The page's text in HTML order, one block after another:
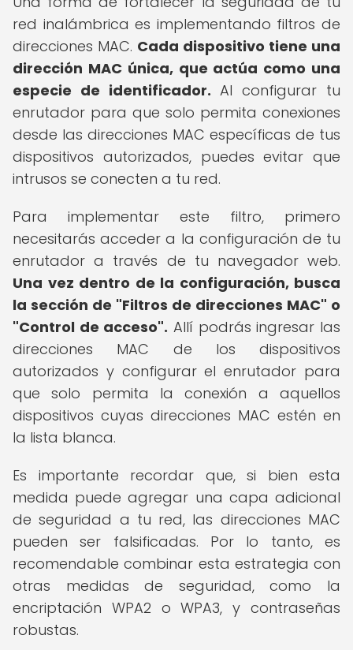
red inalámbrica es implementando filtros de
direcciones MAC. Cada dispositivo tiene una
dirección MAC única, que actúa como una
especie de identificador. Al configurar tu
enrutador para que solo permita conexiones
desde las direcciones MAC específicas de tus
dispositivos autorizados, puedes evitar que
intrusos se conecten a tu red.
Para implementar este filtro, primero
necesitarás acceder a la configuración de tu
enrutador a través de tu navegador web.
Una vez dentro de la configuración, busca
la sección de "Filtros de direcciones MAC" o
"Control de acceso". Allí podrás ingresar las
direcciones MAC de los dispositivos
autorizados y configurar el enrutador para
que solo permita la conexión a aquellos
dispositivos cuyas direcciones MAC estén en
la lista blanca.
Es importante recordar que, si bien esta
medida puede agregar una capa adicional
de seguridad a tu red, las direcciones MAC
pueden ser falsificadas. Por lo tanto, es
recomendable combinar esta estrategia con
otras medidas de seguridad, como la
encriptación WPA2 o WPA3, y contraseñas
robustas.